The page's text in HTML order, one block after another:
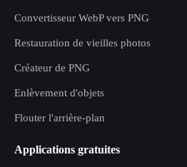
Convertisseur WebP vers PNG
Restauration de vieilles photos
Créateur de PNG
Enlèvement d'objets
Flouter l'arrière-plan
Applications gratuites